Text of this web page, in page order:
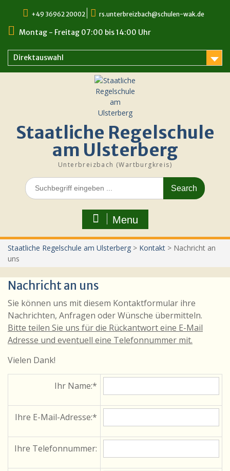
content
+49 36962 20002 rs.unterbreizbach@schulen-wak.de
Montag - Freitag 07:00 bis 14:00 Uhr
Direktauswahl
Staatliche Regelschule
am Ulsterberg
Unterbreizbach (Wartburgkreis)
Search
for:
Menu
Staatliche Regelschule am Ulsterberg > Kontakt > Nachricht an
uns
Nachricht an uns
Sie können uns mit diesem Kontaktformular ihre
Nachrichten, Anfragen oder Wünsche über­mitteln.
Bitte teilen Sie uns für die Rückantwort eine E-Mail
Adresse und eventuell eine Telefonnummer mit.
Vielen Dank!
Ihr Name:*
Ihre E-Mail-Adresse:*
Ihre Telefonnummer: